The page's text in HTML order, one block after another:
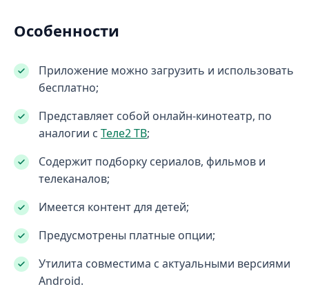
Особенности
Приложение можно загрузить и использовать
бесплатно;
Представляет собой онлайн-кинотеатр, по
аналогии с Теле2 ТВ;
Содержит подборку сериалов, фильмов и
телеканалов;
Имеется контент для детей;
Предусмотрены платные опции;
Утилита совместима с актуальными версиями
Android.